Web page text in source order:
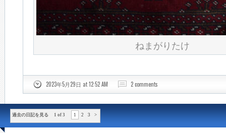
ねまがりたけ
2023年5月29日 at 12:52 AM 2 comments
過去の日記を見る 1 of 3 1 2 3 >